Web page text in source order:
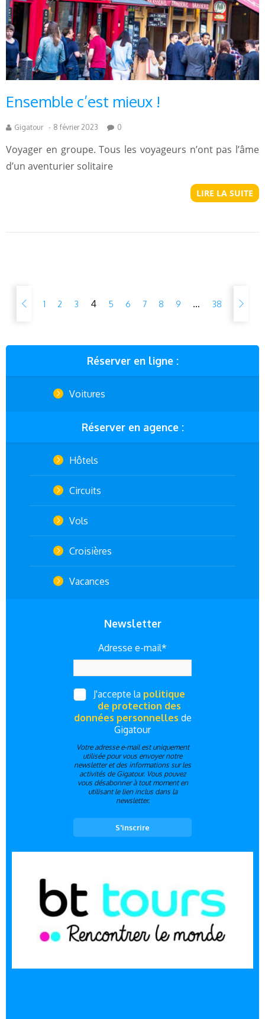
Réserver en ligne :
Voitures
Réserver en agence :
Hôtels
Circuits
Vols
Croisières
Vacances
Newsletter
Adresse e-mail*
J'accepte la politique
de protection des
données personnelles de
Gigatour
Votre adresse e-mail est uniquement
utilisée pour vous envoyer notre
newsletter et des informations sur les
activités de Gigatour. Vous pouvez
vous désabonner à tout moment en
utilisant le lien inclus dans la
newsletter.
Ensemble c’est mieux !
Gigatour - 8 février 2023 0
Voyager en groupe. Tous les voyageurs n’ont pas l’âme
d’un aventurier solitaire
LIRE LA SUITE
1 2 3 4 5 6 7 8 9 … 38